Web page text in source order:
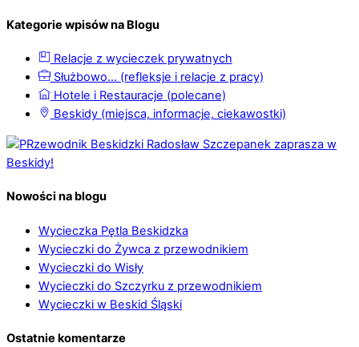
Kategorie wpisów na Blogu
Relacje z wycieczek prywatnych
Służbowo… (refleksje i relacje z pracy)
Hotele i Restauracje (polecane)
Beskidy (miejsca, informacje, ciekawostki)
Nowości na blogu
Wycieczka Pętla Beskidzka
Wycieczki do Żywca z przewodnikiem
Wycieczki do Wisły
Wycieczki do Szczyrku z przewodnikiem
Wycieczki w Beskid Śląski
Ostatnie komentarze